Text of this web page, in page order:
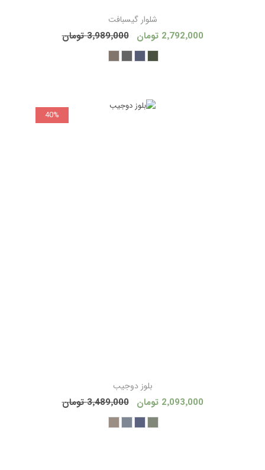
شلوار گیسبافت
2٬792٬000 تومان 3٬989٬000 تومان
40%
بلوز دوجیب
2٬093٬000 تومان 3٬489٬000 تومان